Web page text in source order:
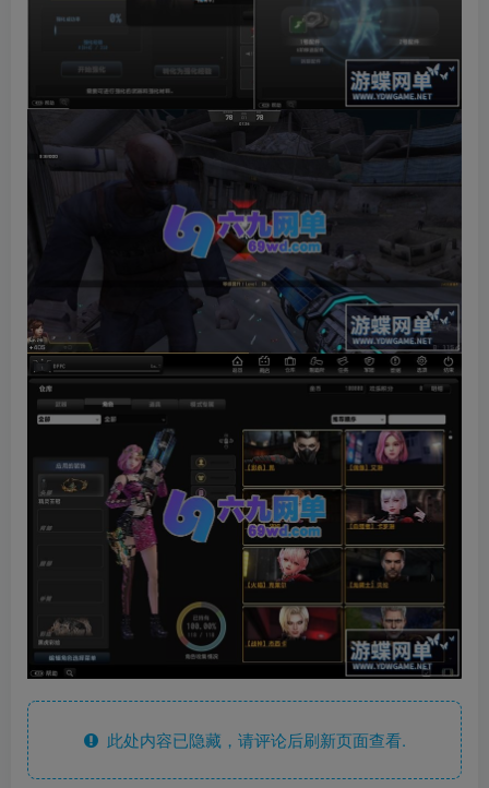
此处内容已隐藏，请评论后刷新页面查看.